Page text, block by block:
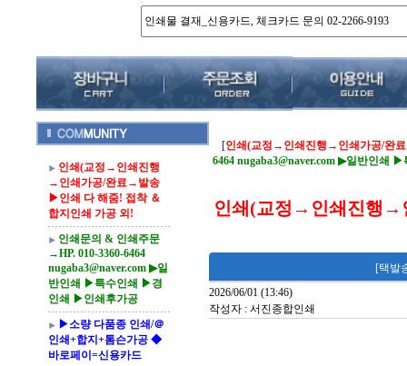
인쇄(교정→인쇄진행
→인쇄가공/완료→발송
▶인쇄 다 해줌! 접착 ＆
합지인쇄 가공 외!
인쇄문의 & 인쇄주문
→HP. 010-3360-6464
nugaba3@naver.com ▶일
반인쇄 ▶특수인쇄 ▶경
인쇄 ▶인쇄후가공
▶소량 다품종 인쇄/＠
인쇄+합지+톰슨가공 ◆
바로페이=신용카드
[인쇄(교정→인쇄진행→인쇄가공/완
6464 nugaba3@naver.com ▶일반인쇄
인쇄(교정→인쇄진행→
[택
2026/06/01 (13:46)
작성자 : 서진종합인쇄